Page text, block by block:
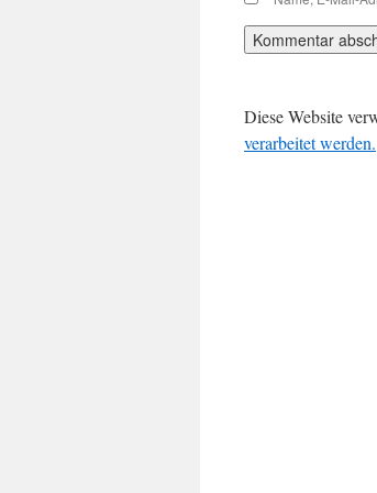
Diese Website
verarbeitet werden.